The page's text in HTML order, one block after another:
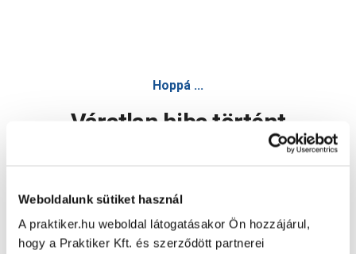
Weboldalunk sütiket használ
A praktiker.hu weboldal látogatásakor Ön hozzájárul,
hogy a Praktiker Kft. és szerződött partnerei
Hoppá ...
Váratlan hiba történt
Oldal újratöltése